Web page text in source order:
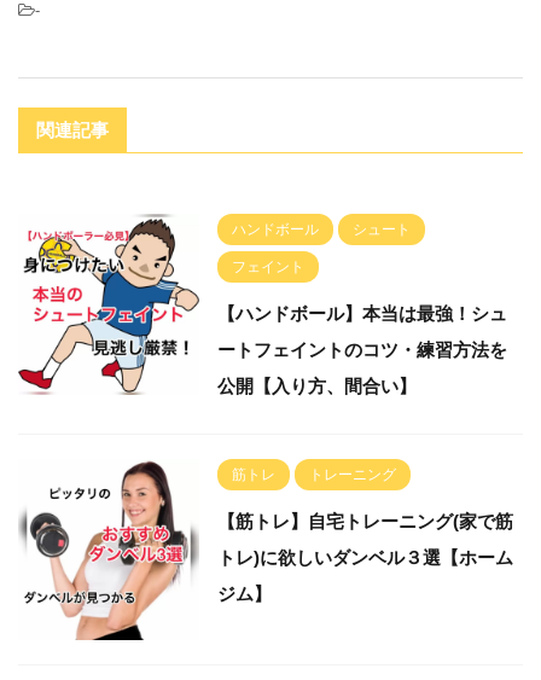
-
関連記事
ハンドボール シュート
フェイント
【ハンドボール】本当は最強！シュ
ートフェイントのコツ・練習方法を
公開【入り方、間合い】
筋トレ トレーニング
【筋トレ】自宅トレーニング(家で筋
トレ)に欲しいダンベル３選【ホーム
ジム】